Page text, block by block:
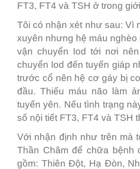
FT3, FT4 và TSH ở trong
Tôi có nhận xét như sau: Vì
xuyên nhưng hệ máu
vận chuyển Iod tới nơi
chuyển Iod đến tuyến giáp
trước cổ nên hệ cơ gáy bị
đầu. Thiếu máu não làm
tuyến yên. Nếu tình trạng
số nội tiết FT3, FT4 và TSH
Với nhận định như trên mà
Thần Châm để chữa bệnh
gồm: Thiên Đột, Hạ Đòn,